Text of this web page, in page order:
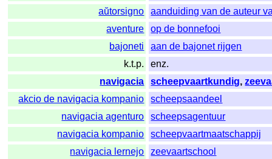
aŭtorsigno
aanduiding van de auteur
aventure
op de bonnefooi
bajoneti
aan de bajonet rijgen
k.t.p.
enz.
navigacia
scheepvaartkundig,
akcio de navigacia kompanio
scheepsaandeel
navigacia agenturo
scheepsagentuur
navigacia kompanio
scheepvaartmaatschappij
navigacia lernejo
zeevaartschool